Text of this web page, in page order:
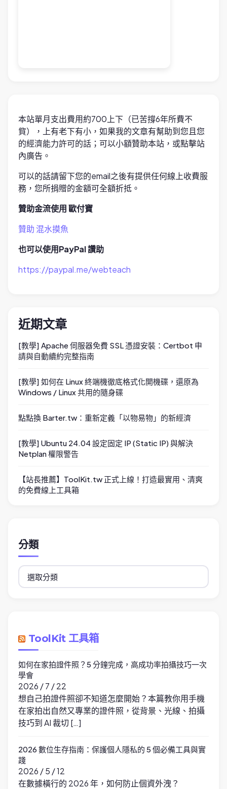
本站單月支出費用約700上下（已苦撐6年所費不
貲），上有老下有小，如果我的文章有幫助到您且您
的經濟能力許可的話；可以小額贊助本站，或點擊站
內廣告。
可以的話請留下您的email之後有提供任何線上收費服
務，您所捐贈的金額可全額折抵。
贊助金流使用 歐付寶
贊助 混水摸魚
也可以使用PayPal 讚助
https://paypal.me/webteach
近期文章
[教學] Apache 伺服器免費 SSL 憑證安裝：Certbot 申
請與自動續約完整指南
[教學] 如何在 Linux 終端機徹底格式化開機碟，還原為
Windows / Linux 共用的隨身碟
點點換 Barter.tw：重新定義「以物易物」的新經濟
[教學] Ubuntu 24.04 設定固定 IP (Static IP) 與解決
Netplan 權限警告
【站長推薦】ToolKit.tw 正式上線！打造最實用、清爽
的免費線上工具箱
分類
分
類
ToolKit 工具箱
如何在家拍證件照？5 分鐘完成，高成功率拍攝技巧一次
學會
2026 / 7 / 22
想自己拍證件照卻不知道怎麼開始？本篇教你用手機
在家拍出自然又專業的證件照，從背景、光線、拍攝
技巧到 AI 裁切 […]
2026 數位生存指南：保護個人隱私的 5 個必備工具與實
踐
2026 / 5 / 12
在數據橫行的 2026 年，如何防止個資外洩？